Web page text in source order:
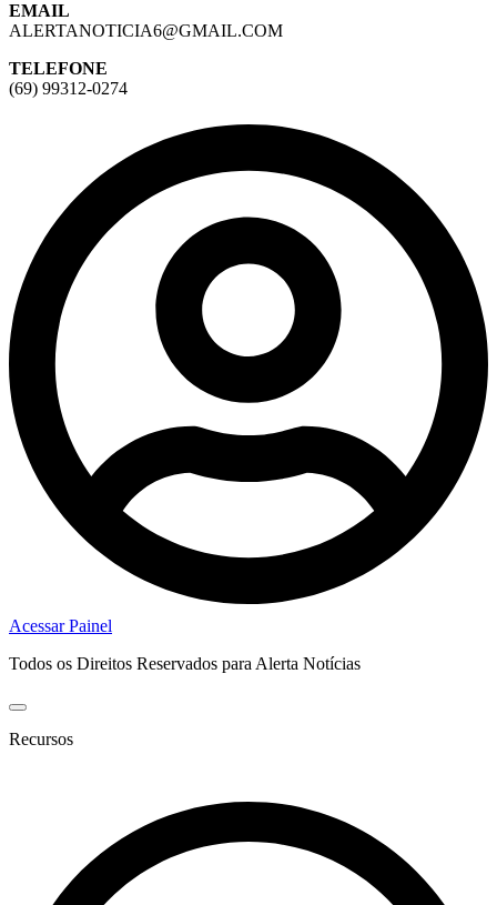
EMAIL
ALERTANOTICIA6@GMAIL.COM
TELEFONE
(69) 99312-0274
Acessar Painel
Todos os Direitos Reservados para Alerta Notícias
Recursos